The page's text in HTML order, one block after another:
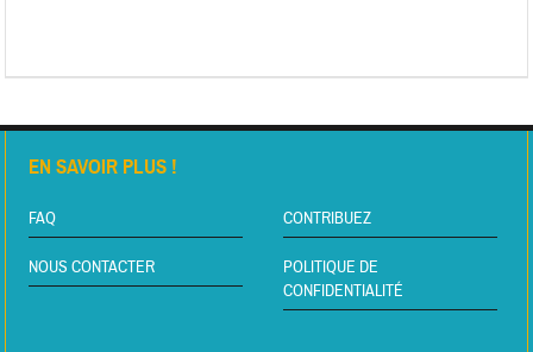
EN SAVOIR PLUS !
FAQ CONTRIBUEZ
NOUS CONTACTER
POLITIQUE DE
CONFIDENTIALITÉ